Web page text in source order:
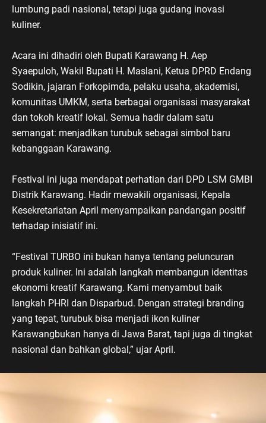
lumbung padi nasional, tetapi juga gudang inovasi
kuliner.
Acara ini dihadiri oleh Bupati Karawang H. Aep
Syaepuloh, Wakil Bupati H. Maslani, Ketua DPRD Endang
Sodikin, jajaran Forkopimda, pelaku usaha, akademisi,
komunitas UMKM, serta berbagai organisasi masyarakat
dan tokoh kreatif lokal. Semua hadir dalam satu
semangat: menjadikan turubuk sebagai simbol baru
kebanggaan Karawang.
Festival ini juga mendapat perhatian dari DPD LSM GMBI
Distrik Karawang. Hadir mewakili organisasi, Kepala
Kesekretariatan April menyampaikan pandangan positif
terhadap inisiatif ini.
“Festival TURBO ini bukan hanya tentang peluncuran
produk kuliner. Ini adalah langkah membangun identitas
ekonomi kreatif Karawang. Kami menyambut baik
langkah PHRI dan Disparbud. Dengan strategi branding
yang tepat, turubuk bisa menjadi ikon kuliner
Karawangbukan hanya di Jawa Barat, tapi juga di tingkat
nasional dan bahkan global,” ujar April.